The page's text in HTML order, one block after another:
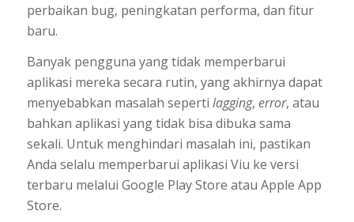
perbaikan bug, peningkatan performa, dan fitur
baru.
Banyak pengguna yang tidak memperbarui
aplikasi mereka secara rutin, yang akhirnya dapat
menyebabkan masalah seperti lagging, error, atau
bahkan aplikasi yang tidak bisa dibuka sama
sekali. Untuk menghindari masalah ini, pastikan
Anda selalu memperbarui aplikasi Viu ke versi
terbaru melalui Google Play Store atau Apple App
Store.